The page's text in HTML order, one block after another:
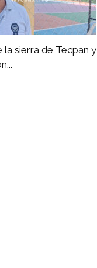
la sierra de Tecpan y